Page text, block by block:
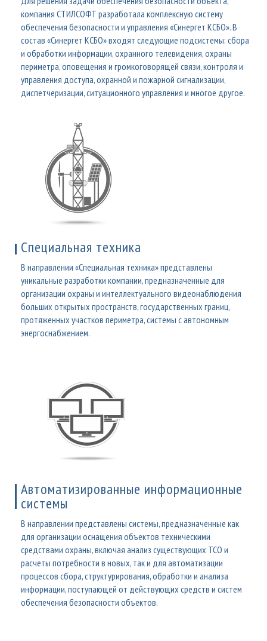
компания СТИЛСОФТ разработала комплексную систему
обеспечения безопасности и управления «Синергет КСБО». В
состав «Синергет КСБО» входят следующие подсистемы: сбора
и обработки информации, охранного телевидения, охраны
периметра, оповещения и громкоговорящей связи, контроля и
управления доступа, охранной и пожарной сигнализации,
диспетчеризации, ситуационного управления и многое другое.
Специальная техника
В направлении «Специальная техника» представлены
уникальные разработки компании, предназначенные для
организации охраны и интеллектуального видеонаблюдения
больших открытых пространств, государственных границ,
протяженных участков периметра, системы с автономным
энергоснабжением.
Автоматизированные информационные
системы
В направлении представлены системы, предназначенные как
для организации оснащения объектов техническими
средствами охраны, включая анализ существующих ТСО и
расчеты потребности в новых, так и для автоматизации
процессов сбора, структурирования, обработки и анализа
информации, поступающей от действующих средств и систем
обеспечения безопасности объектов.